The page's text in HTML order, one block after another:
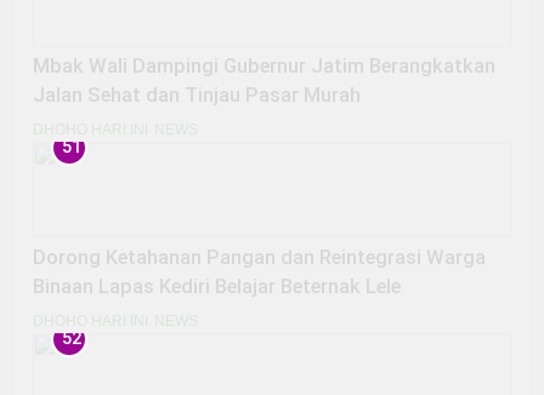
Mbak Wali Dampingi Gubernur Jatim Berangkatkan
Jalan Sehat dan Tinjau Pasar Murah
DHOHO HARI INI NEWS
51
Dorong Ketahanan Pangan dan Reintegrasi Warga
Binaan Lapas Kediri Belajar Beternak Lele
DHOHO HARI INI NEWS
52